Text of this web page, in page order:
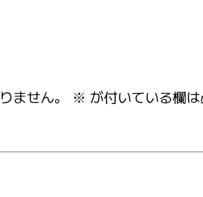
ません。 ※ が付いている欄